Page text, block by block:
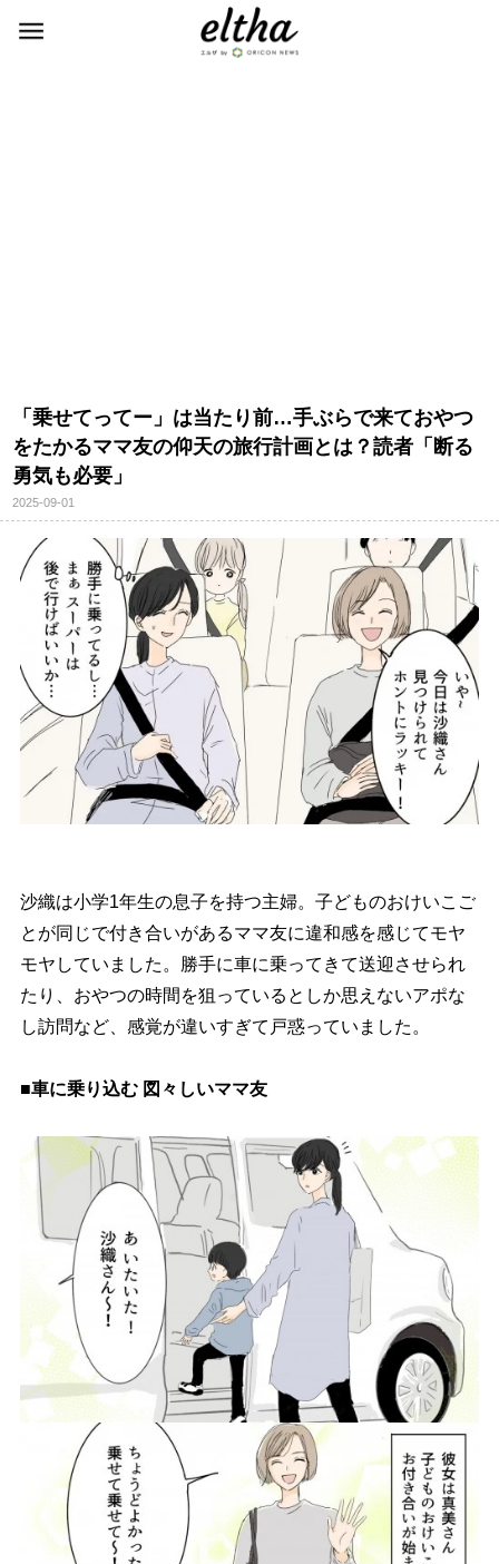
「乗せてってー」は当たり前…手ぶらで来ておやつ
をたかるママ友の仰天の旅行計画とは？読者「断る
勇気も必要」
2025-09-01
沙織は小学1年生の息子を持つ主婦。子どものおけいこご
とが同じで付き合いがあるママ友に違和感を感じてモヤ
モヤしていました。勝手に車に乗ってきて送迎させられ
たり、おやつの時間を狙っているとしか思えないアポな
し訪問など、感覚が違いすぎて戸惑っていました。
■車に乗り込む 図々しいママ友